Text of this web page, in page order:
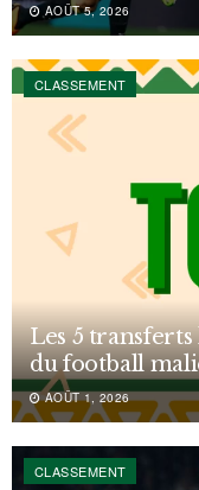
AOÛT 5, 2026
CLASSEMENT
Les 5 transferts
du football
AOÛT 1, 2026
CLASSEMENT